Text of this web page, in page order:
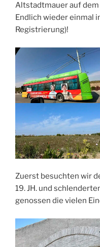
Altstadtmauer auf
Endlich wieder einmal
Registrierung)!
Zuerst besuchten wir
19. JH. und
genossen die vielen